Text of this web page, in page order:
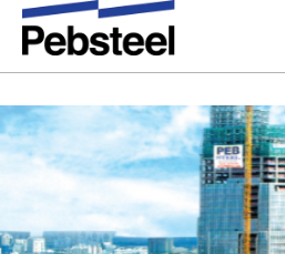
เกี่ยวกับเรา
เกี่ยวกับ
ทำไมต้อง Pebsteel
โซลูชั่น
ภาพรวม
ระบบโครงการ
ข่าวสารล่าสุด